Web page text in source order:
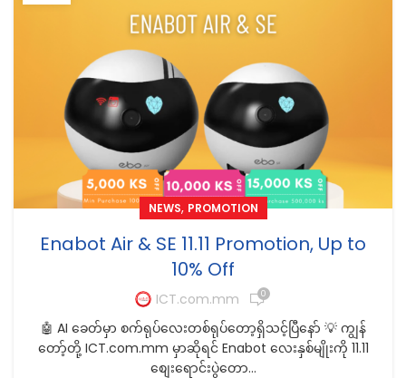
NEWS, PROMOTION
Enabot Air & SE 11.11 Promotion, Up to
10% Off
ICT.com.mm 0
🤖 AI ခေတ်မှာ စက်ရုပ်လေးတစ်ရုပ်တော့ရှိသင့်ပြီနော် 💡 ကျွန်
တော့်တို့ ICT.com.mm မှာဆိုရင် Enabot လေးနှစ်မျိုးကို 11.11
စျေးရောင်းပွဲတော...